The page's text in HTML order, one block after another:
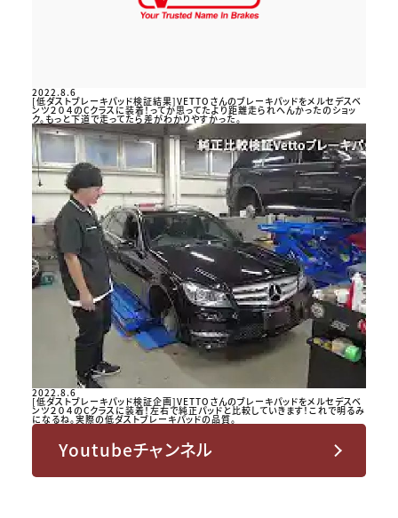
2022.8.6
[低ダストブレーキパッド検証結果]VETTOさんのブレーキパッドをメルセデスベ
ンツ２０４のCクラスに装着！ってか思ってたより距離走られへんかったのショッ
ク。もっと下道で走ってたら差がわかりやすかった。
2022.8.6
[低ダストブレーキパッド検証企画]VETTOさんのブレーキパッドをメルセデスベ
ンツ２０４のCクラスに装着！左右で純正パッドと比較していきます！これで明るみ
になるね。実際の低ダストブレーキパッドの品質。
Youtubeチャンネル